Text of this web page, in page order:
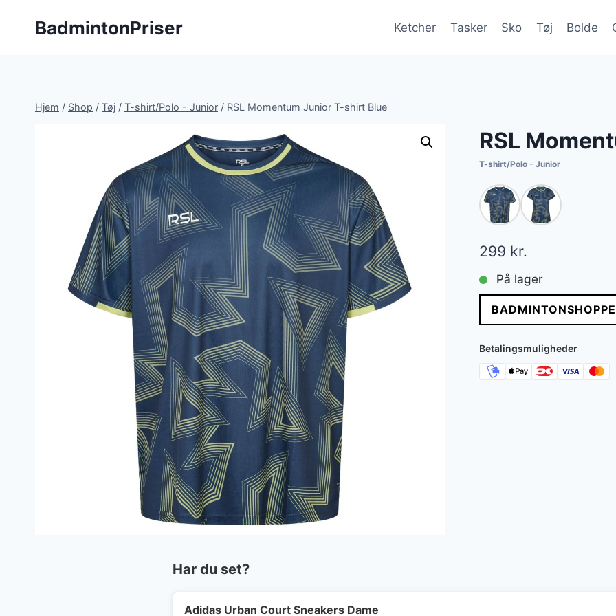
BadmintonPriser Ketcher Tasker Sko Tøj Bolde
Hjem / Shop / Tøj / T-shirt/Polo - Junior / RSL Momentum Junior T-shirt Blue
RSL
T-shirt/Polo - Junior
299 kr.
På lager
Betalingsmuligheder
Har du set?
Adidas Urban Court Sneakers Dame